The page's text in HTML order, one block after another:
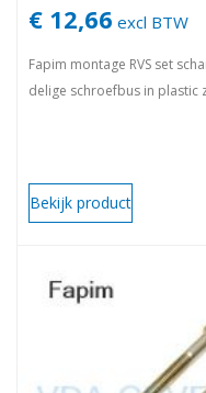
€ 12,66 excl BTW
Fapim montage RVS set
delige schroefbus in plastic
Bekijk product